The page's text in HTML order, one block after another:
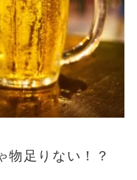
物足りない！？